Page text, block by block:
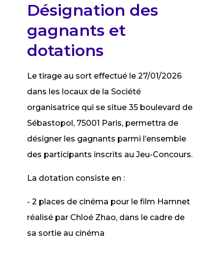
Désignation des
gagnants et
dotations
Le tirage au sort effectué le 27/01/2026
dans les locaux de la Société
organisatrice qui se situe 35 boulevard de
Sébastopol, 75001 Paris, permettra de
désigner les gagnants parmi l’ensemble
des participants inscrits au Jeu-Concours.
La dotation consiste en :
- 2 places de cinéma pour le film Hamnet
réalisé par Chloé Zhao, dans le cadre de
sa sortie au cinéma